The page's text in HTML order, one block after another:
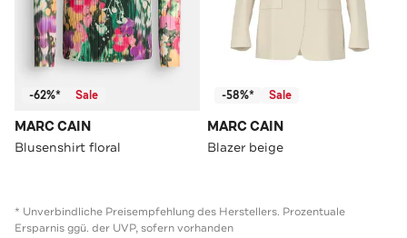
-62%* Sale
MARC CAIN
Blusenshirt floral
-58%* Sale
MARC CAIN
Blazer beige
* Unverbindliche Preisempfehlung des Herstellers. Prozentuale
Ersparnis ggü. der UVP, sofern vorhanden